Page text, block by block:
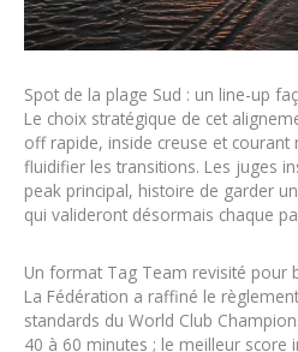
Spot de la plage Sud : un line-up
Le choix stratégique de cet
off rapide, inside creuse et
fluidifier les transitions. Les juges
peak principal, histoire de garder
qui valideront désormais chaque
Un format Tag Team revisité pour
La Fédération a raffiné le
standards du World Club
40 à 60 minutes ; le meilleur score